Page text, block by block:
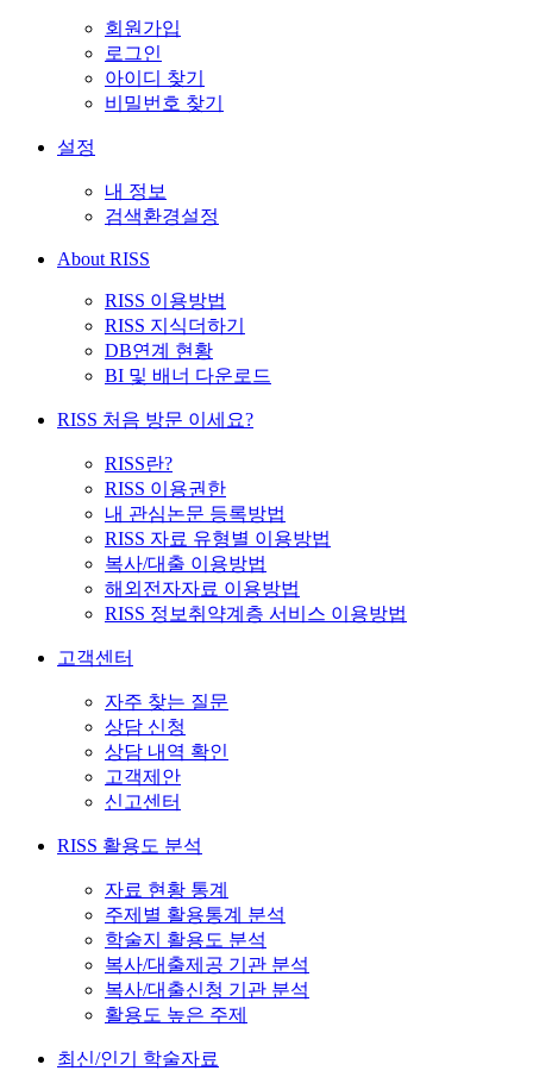
회원가입
로그인
아이디 찾기
비밀번호 찾기
설정
내 정보
검색환경설정
About RISS
RISS 이용방법
RISS 지식더하기
DB연계 현황
BI 및 배너 다운로드
RISS 처음 방문 이세요?
RISS란?
RISS 이용권한
내 관심논문 등록방법
RISS 자료 유형별 이용방법
복사/대출 이용방법
해외전자자료 이용방법
RISS 정보취약계층 서비스 이용방법
고객센터
자주 찾는 질문
상담 신청
상담 내역 확인
고객제안
신고센터
RISS 활용도 분석
자료 현황 통계
주제별 활용통계 분석
학술지 활용도 분석
복사/대출제공 기관 분석
복사/대출신청 기관 분석
활용도 높은 주제
최신/인기 학술자료